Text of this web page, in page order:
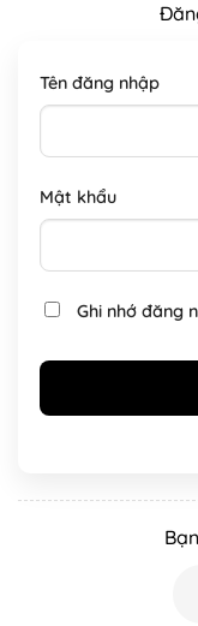
Tên đăng nhập
Mật khẩu
Ghi nhớ đăng